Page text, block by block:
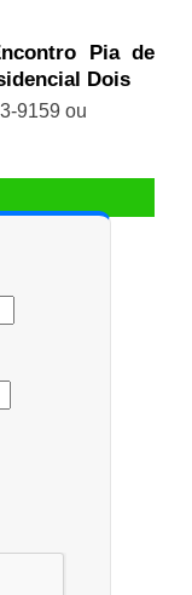
Pia de
Dois
9159 ou